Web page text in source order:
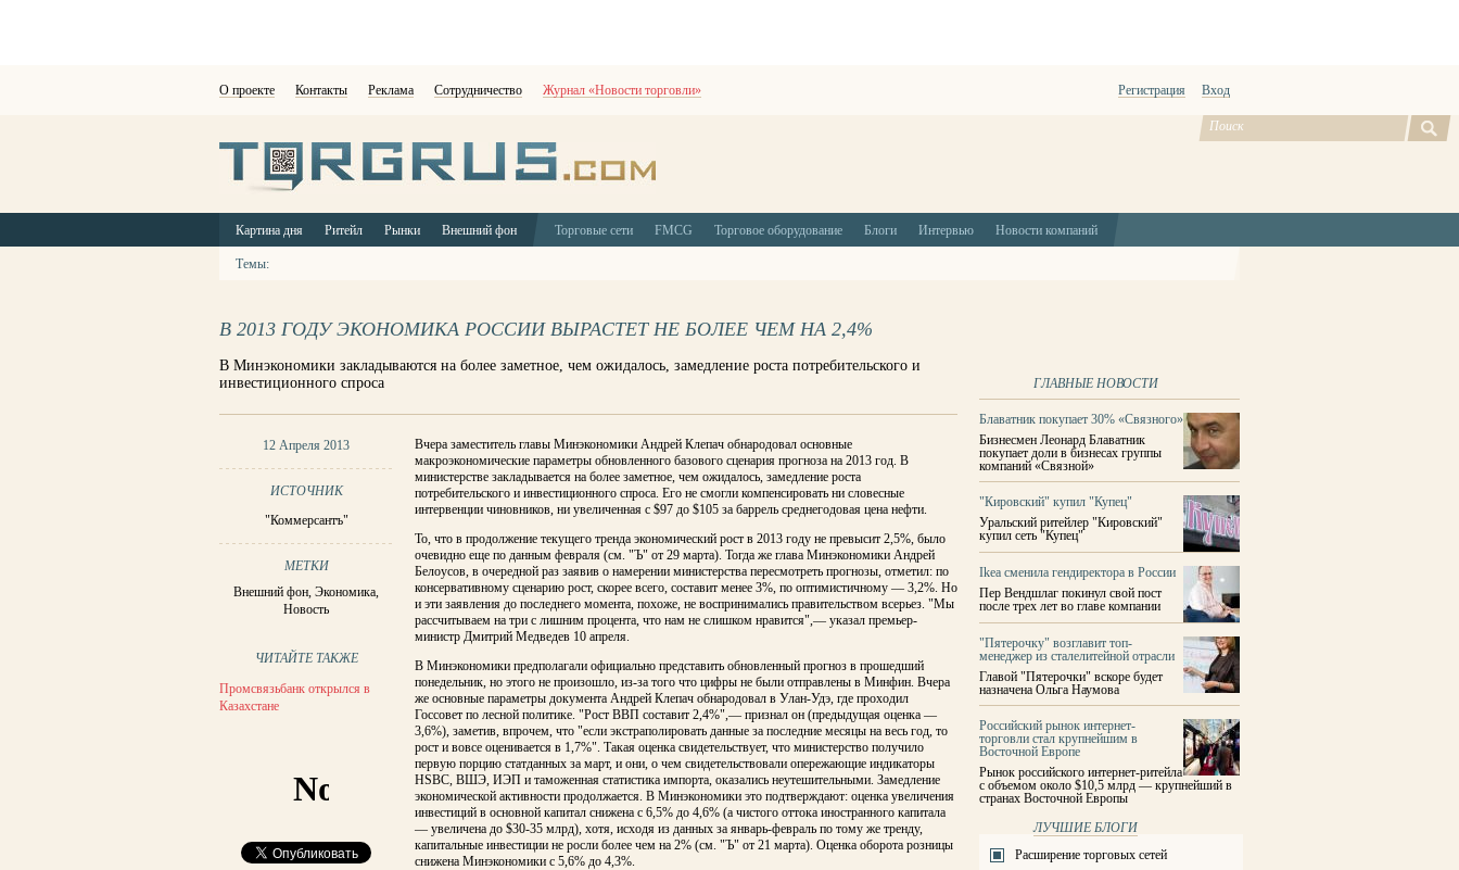
О проекте Контакты Реклама Сотрудничество Журнал «Новости торговли» Регистрация Вход
Картина дня Ритейл Рынки Внешний фон Торговые сети FMCG Торговое оборудование Блоги Интервью Новости компаний
Темы:
В 2013 ГОДУ ЭКОНОМИКА РОССИИ ВЫРАСТЕТ НЕ БОЛЕЕ ЧЕМ НА 2,4%
В Минэкономики закладываются на более заметное, чем ожидалось, замедление роста потребительского и
инвестиционного спроса
12 Апреля 2013
ИСТОЧНИК
"Коммерсантъ"
МЕТКИ
Внешний фон, Экономика,
Новость
ЧИТАЙТЕ ТАКЖЕ
Промсвязьбанк открылся в
Казахстане
Вчера заместитель главы Минэкономики Андрей Клепач обнародовал основные
макроэкономические параметры обновленного базового сценария прогноза на 2013 год. В
министерстве закладывается на более заметное, чем ожидалось, замедление роста
потребительского и инвестиционного спроса. Его не смогли компенсировать ни словесные
интервенции чиновников, ни увеличенная с $97 до $105 за баррель среднегодовая цена нефти.
То, что в продолжение текущего тренда экономический рост в 2013 году не превысит 2,5%, было
очевидно еще по данным февраля (см. "Ъ" от 29 марта). Тогда же глава Минэкономики Андрей
Белоусов, в очередной раз заявив о намерении министерства пересмотреть прогнозы, отметил: по
консервативному сценарию рост, скорее всего, составит менее 3%, по оптимистичному — 3,2%. Но
и эти заявления до последнего момента, похоже, не воспринимались правительством всерьез. "Мы
рассчитываем на три с лишним процента, что нам не слишком нравится",— указал премьер-
министр Дмитрий Медведев 10 апреля.
В Минэкономики предполагали официально представить обновленный прогноз в прошедший
понедельник, но этого не произошло, из-за того что цифры не были отправлены в Минфин. Вчера
же основные параметры документа Андрей Клепач обнародовал в Улан-Удэ, где проходил
Госсовет по лесной политике. "Рост ВВП составит 2,4%",— признал он (предыдущая оценка —
3,6%), заметив, впрочем, что "если экстраполировать данные за последние месяцы на весь год, то
рост и вовсе оценивается в 1,7%". Такая оценка свидетельствует, что министерство получило
первую порцию статданных за март, и они, о чем свидетельствовали опережающие индикаторы
HSBC, ВШЭ, ИЭП и таможенная статистика импорта, оказались неутешительными. Замедление
экономической активности продолжается. В Минэкономики это подтверждают: оценка увеличения
инвестиций в основной капитал снижена с 6,5% до 4,6% (а чистого оттока иностранного капитала
— увеличена до $30-35 млрд), хотя, исходя из данных за январь-февраль по тому же тренду,
капитальные инвестиции не росли более чем на 2% (см. "Ъ" от 21 марта). Оценка оборота розницы
снижена Минэкономики с 5,6% до 4,3%.
ГЛАВНЫЕ НОВОСТИ
Блаватник покупает 30% «Связного»
Бизнесмен Леонард Блаватник
покупает доли в бизнесах группы
компаний «Связной»
"Кировский" купил "Купец"
Уральский ритейлер "Кировский"
купил сеть "Купец"
Ikea сменила гендиректора в России
Пер Вендшлаг покинул свой пост
после трех лет во главе компании
"Пятерочку" возглавит топ-
менеджер из сталелитейной отрасли
Главой "Пятерочки" вскоре будет
назначена Ольга Наумова
Российский рынок интернет-
торговли стал крупнейшим в
Восточной Европе
Рынок российского интернет-ритейла
с объемом около $10,5 млрд — крупнейший в
странах Восточной Европы
ЛУЧШИЕ БЛОГИ
Расширение торговых сетей